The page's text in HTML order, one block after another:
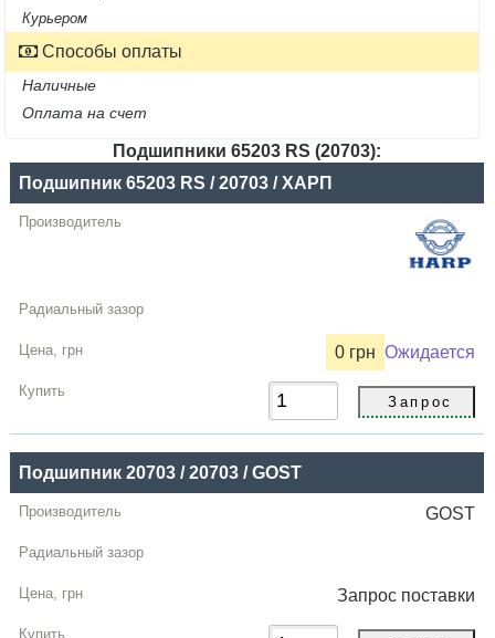
Курьером
Способы оплаты
Наличные
Оплата на счет
Подшипники 65203 RS (20703):
Название
Производитель
грн
Купить
Подшипник 65203 RS / 20703 / ХАРП
0 грн Ожидается
Подшипник 20703 / 20703 / GOST
GOST
Запрос поставки